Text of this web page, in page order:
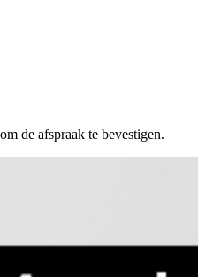
de afspraak te bevestigen.